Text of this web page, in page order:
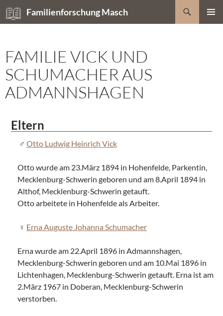
Zum
Inhalt
Familienforschung Masch
Suchen
FAMILIE VICK UND
SCHUMACHER AUS
ADMANNSHAGEN
Eltern
Otto Ludwig Heinrich Vick
Otto wurde am 23.März 1894 in Hohenfelde, Parkentin,
Mecklenburg-Schwerin geboren und am 8.April 1894 in
Althof, Mecklenburg-Schwerin getauft.
Otto arbeitete in Hohenfelde als Arbeiter.
Erna Auguste Johanna Schumacher
Erna wurde am 22.April 1896 in Admannshagen,
Mecklenburg-Schwerin geboren und am 10.Mai 1896 in
Lichtenhagen, Mecklenburg-Schwerin getauft. Erna ist am
2.März 1967 in Doberan, Mecklenburg-Schwerin
verstorben.